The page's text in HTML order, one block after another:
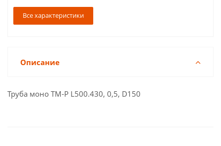
Все характеристики
Описание
Труба моно ТМ-Р L500.430, 0,5, D150